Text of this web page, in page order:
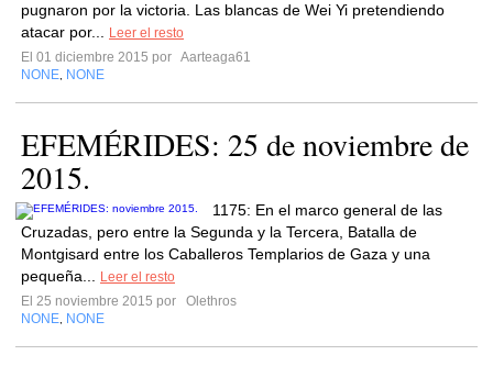
pugnaron por la victoria. Las blancas de Wei Yi pretendiendo
atacar por...
Leer el resto
El 01 diciembre 2015 por Aarteaga61
NONE NONE
EFEMÉRIDES: 25 de noviembre de
2015.
1175: En el marco general de las
Cruzadas, pero entre la Segunda y la Tercera, Batalla de
Montgisard entre los Caballeros Templarios de Gaza y una
pequeña...
Leer el resto
El 25 noviembre 2015 por
Olethros
NONE NONE